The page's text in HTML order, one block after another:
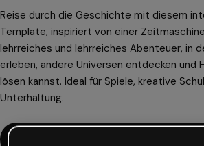
Reise durch die Geschichte mit diesem
Template, inspiriert von einer
lehrreiches und lehrreiches Abenteuer, in
erleben, andere Universen entdecken und
lösen kannst. Ideal für Spiele, kreative
Unterhaltung.